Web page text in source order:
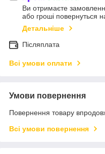
Ви отримаєте
або гроші повернуться
Детальніше
Післяплата
Всі умови оплати
Умови повернення
Повернення товару
Всі умови повернення